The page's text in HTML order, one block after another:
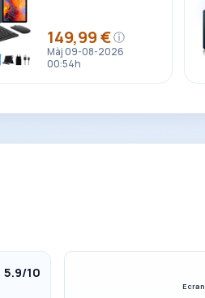
Prix
149,99 €ⓘ
Màj 09-08-2026
00:54h
5.9/10
Ecran